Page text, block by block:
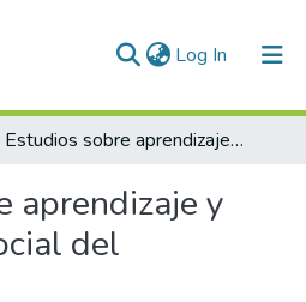
Log In (current)
Estudios sobre aprendizaje y apropiación social del conocimiento
aprendizaje y
del